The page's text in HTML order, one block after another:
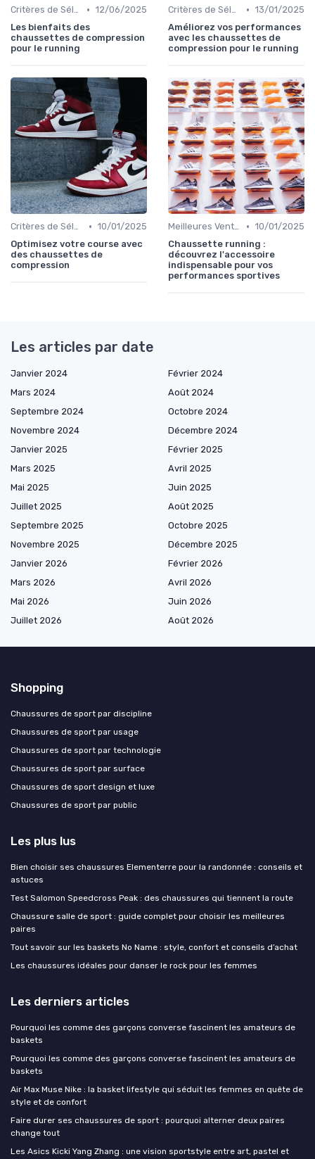
Critères de Sélection • 12/06/2025
Les bienfaits des
chaussettes de compression
pour le running
Critères de Sélection • 13/01/2025
Améliorez vos performances
avec les chaussettes de
compression pour le running
Critères de Sélection • 10/01/2025
Optimisez votre course avec
des chaussettes de
compression
Meilleures Ventes • 10/01/2025
Chaussette running :
découvrez l'accessoire
indispensable pour vos
performances sportives
Les articles par date
Janvier 2024
Février 2024
Mars 2024
Août 2024
Septembre 2024
Octobre 2024
Novembre 2024
Décembre 2024
Janvier 2025
Février 2025
Mars 2025
Avril 2025
Mai 2025
Juin 2025
Juillet 2025
Août 2025
Septembre 2025
Octobre 2025
Novembre 2025
Décembre 2025
Janvier 2026
Février 2026
Mars 2026
Avril 2026
Mai 2026
Juin 2026
Juillet 2026
Août 2026
Shopping
Chaussures de sport par discipline
Chaussures de sport par usage
Chaussures de sport par technologie
Chaussures de sport par surface
Chaussures de sport design et luxe
Chaussures de sport par public
Les plus lus
Bien choisir ses chaussures Elementerre pour la randonnée : conseils et
astuces
Test Salomon Speedcross Peak : des chaussures qui tiennent la route
Chaussure salle de sport : guide complet pour choisir les meilleures
paires
Tout savoir sur les baskets No Name : style, confort et conseils d’achat
Les chaussures idéales pour danser le rock pour les femmes
Les derniers articles
Pourquoi les comme des garçons converse fascinent les amateurs de
baskets
Pourquoi les comme des garçons converse fascinent les amateurs de
baskets
Air Max Muse Nike : la basket lifestyle qui séduit les femmes en quête de
style et de confort
Faire durer ses chaussures de sport : pourquoi alterner deux paires
change tout
Les Asics Kicki Yang Zhang : une vision sportstyle entre art, pastel et